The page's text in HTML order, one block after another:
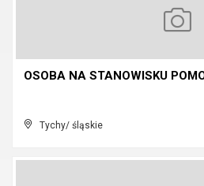
Tychy/ śląskie